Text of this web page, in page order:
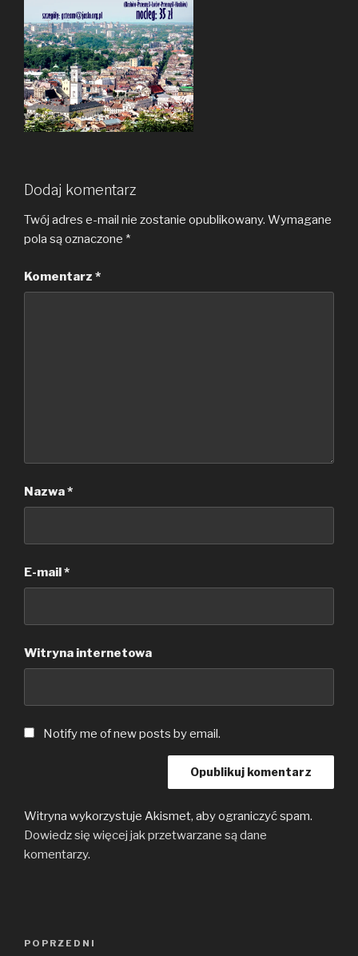
Dodaj komentarz
Twój adres e-mail nie zostanie opublikowany. Wymagane
pola są oznaczone *
Komentarz *
Nazwa*
E-mail*
Witryna internetowa
Notify me of new posts by email.
Witryna wykorzystuje Akismet, aby ograniczyć spam.
Dowiedz się więcej jak przetwarzane są dane
komentarzy.
Poprzedni
POPRZEDNI